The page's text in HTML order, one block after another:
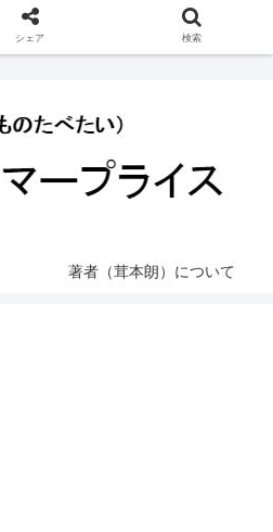
著者（茸本朗）について
シェア 検索